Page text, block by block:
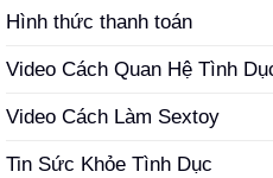
Hình thức thanh toán
Video Cách Quan Hệ Tình
Video Cách Làm Sextoy
Tin Sức Khỏe Tình Dục